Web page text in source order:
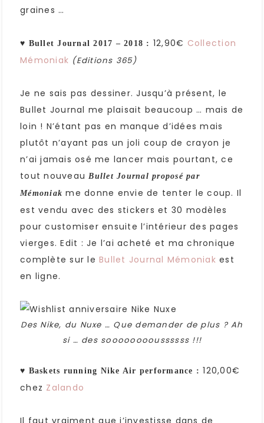
graines …
♥ Bullet Journal 2017 – 2018 : 12,90€ Collection
Mémoniak (Editions 365)
Je ne sais pas dessiner. Jusqu’à présent, le
Bullet Journal me plaisait beaucoup … mais de
loin ! N’étant pas en manque d’idées mais
plutôt n’ayant pas un joli coup de crayon je
n’ai jamais osé me lancer mais pourtant, ce
tout nouveauBullet Journal proposé par
Mémoniak me donne envie de tenter le coup. Il
est vendu avec des stickers et 30 modèles
pour customiser ensuite l’intérieur des pages
vierges. Edit : Je l’ai acheté et ma chronique
complète sur le Bullet Journal Mémoniak est
en ligne.
Des Nike, du Nuxe … Que demander de plus ? Ah
si … des sooooooooussssss !!!
♥ Baskets running Nike Air performance : 120,00€
chez Zalando
Il faut vraiment que j’investisse dans de